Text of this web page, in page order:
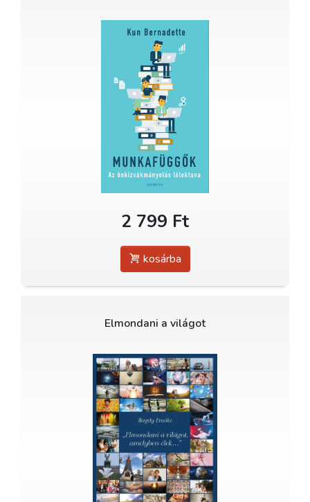
2 799 Ft
kosárba
Elmondani a világot